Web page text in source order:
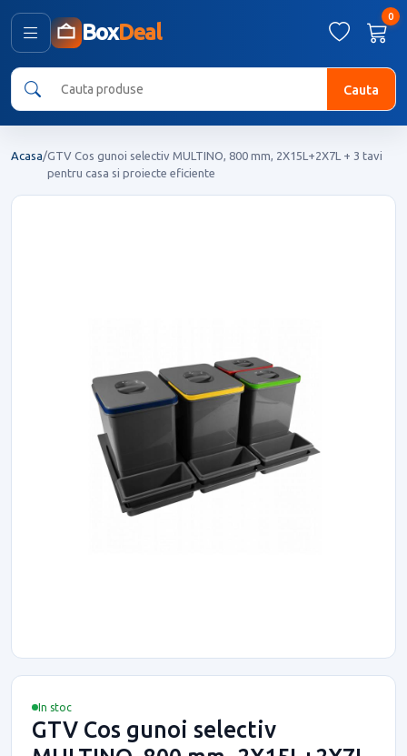
BoxDeal
0
Cauta
Acasa/GTV Cos gunoi selectiv MULTINO, 800 mm, 2X15L+2X7L + 3 tavi
pentru casa si proiecte eficiente
In stoc
GTV Cos gunoi selectiv